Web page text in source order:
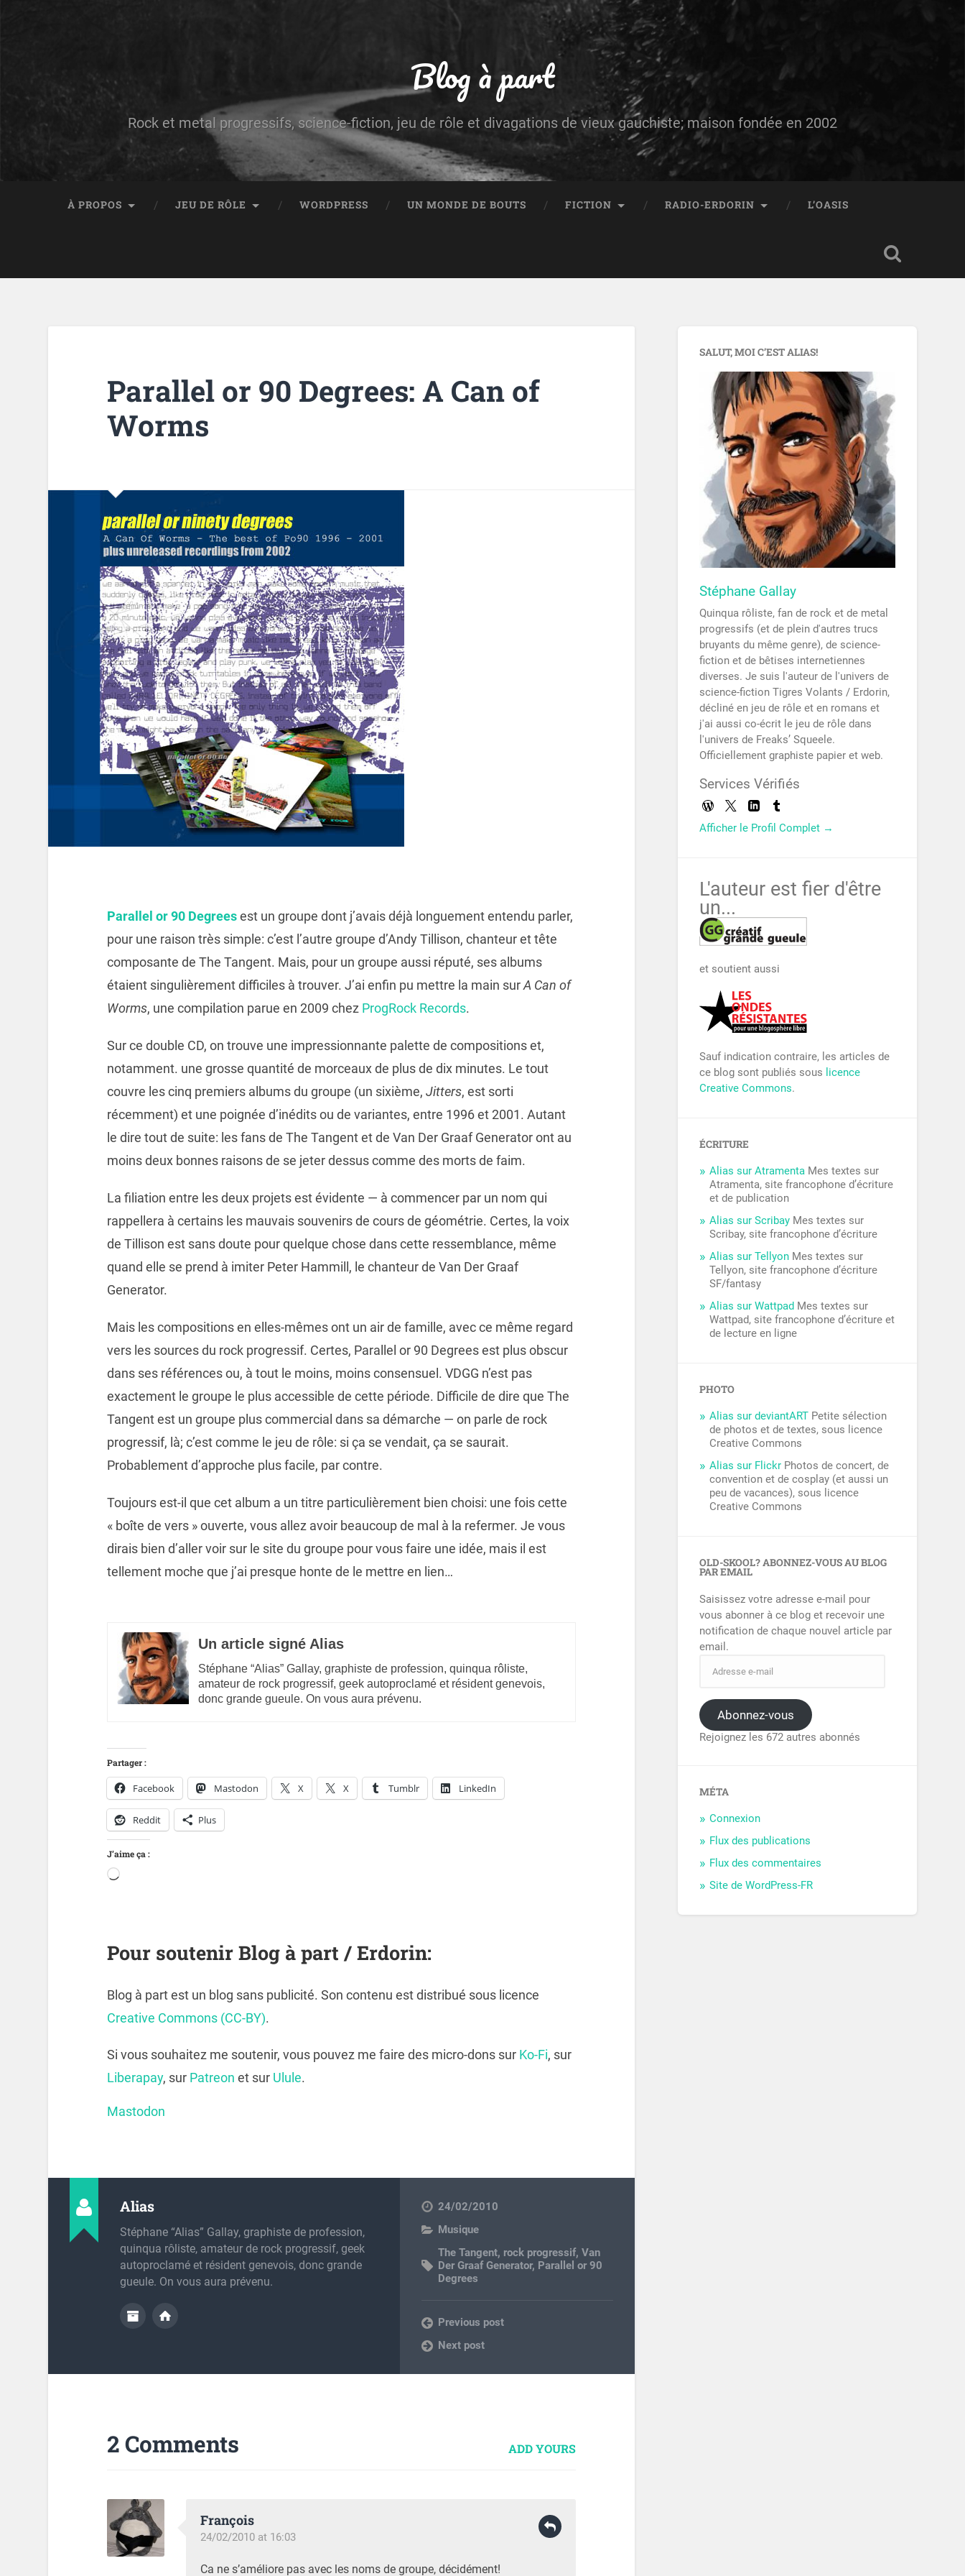
Blog à part
Rock et metal progressifs, science-fiction, jeu de rôle et divagations de vieux gauchiste; maison fondée en 2002
À PROPOS JEU DE RÔLE WORDPRESS UN MONDE DE BOUTS FICTION RADIO-ERDORIN L’OASIS
Parallel or 90 Degrees: A Can of
Worms
Parallel or 90 Degreesest un groupe dont j’avais déjà longuement entendu parler,
pour une raison très simple: c’est l’autre groupe d’Andy Tillison, chanteur et tête
composante de The Tangent. Mais, pour un groupe aussi réputé, ses albums
étaient singulièrement difficiles à trouver. J’ai enfin pu mettre la main surA Can of
Worms, une compilation parue en 2009 chez ProgRock Records.
Sur ce double CD, on trouve une impressionnante palette de compositions et,
notamment. une grosse quantité de morceaux de plus de dix minutes. Le tout
couvre les cinq premiers albums du groupe (un sixième, Jitters, est sorti
récemment) et une poignée d’inédits ou de variantes, entre 1996 et 2001. Autant
le dire tout de suite: les fans de The Tangent et de Van Der Graaf Generator ont au
moins deux bonnes raisons de se jeter dessus comme des morts de faim.
La filiation entre les deux projets est évidente — à commencer par un nom qui
rappellera à certains les mauvais souvenirs de cours de géométrie. Certes, la voix
de Tillison est sans doute pour quelque chose dans cette ressemblance, même
quand elle se prend à imiter Peter Hammill, le chanteur de Van Der Graaf
Generator.
Mais les compositions en elles-mêmes ont un air de famille, avec ce même regard
vers les sources du rock progressif. Certes, Parallel or 90 Degrees est plus obscur
dans ses références ou, à tout le moins, moins consensuel. VDGG n’est pas
exactement le groupe le plus accessible de cette période. Difficile de dire que The
Tangent est un groupe plus commercial dans sa démarche — on parle de rock
progressif, là; c’est comme le jeu de rôle: si ça se vendait, ça se saurait.
Probablement d’approche plus facile, par contre.
Toujours est-il que cet album a un titre particulièrement bien choisi: une fois cette
« boîte de vers » ouverte, vous allez avoir beaucoup de mal à la refermer. Je vous
dirais bien d’aller voir sur le site du groupe pour vous faire une idée, mais il est
tellement moche que j’ai presque honte de le mettre en lien…
Un article signé Alias
Stéphane “Alias” Gallay, graphiste de profession, quinqua rôliste,
amateur de rock progressif, geek autoproclamé et résident genevois,
donc grande gueule. On vous aura prévenu.
Partager :
Facebook Mastodon X X Tumblr LinkedIn
Reddit Plus
J’aime ça :
Pour soutenir Blog à part / Erdorin:
Blog à part est un blog sans publicité. Son contenu est distribué sous licence
Creative Commons (CC-BY).
Si vous souhaitez me soutenir, vous pouvez me faire des micro-dons sur Ko-Fi, sur
Liberapay, sur Patreon et sur Ulule.
Mastodon
Alias
Stéphane “Alias” Gallay, graphiste de profession,
quinqua rôliste, amateur de rock progressif, geek
autoproclamé et résident genevois, donc grande
gueule. On vous aura prévenu.
24/02/2010
Musique
The Tangent, rock progressif,Van
Der Graaf Generator, Parallel or 90
Degrees
Previous post
Next post
2 Comments ADD YOURS
François
24/02/2010 at 16:03
Ca ne s’améliore pas avec les noms de groupe, décidément!
SALUT, MOI C’EST ALIAS!
Stéphane Gallay
Quinqua rôliste, fan de rock et de metal
progressifs (et de plein d'autres trucs
bruyants du même genre), de science-
fiction et de bêtises internetiennes
diverses. Je suis l'auteur de l'univers de
science-fiction Tigres Volants / Erdorin,
décliné en jeu de rôle et en romans et
j'ai aussi co-écrit le jeu de rôle dans
l'univers de Freaks’ Squeele.
Officiellement graphiste papier et web.
Services Vérifiés
Afficher le Profil Complet →
L'auteur est fier d'être
un...
et soutient aussi
Sauf indication contraire, les articles de
ce blog sont publiés sous licence
Creative Commons.
ÉCRITURE
Alias sur Atramenta Mes textes sur
Atramenta, site francophone d’écriture
et de publication
Alias sur Scribay Mes textes sur
Scribay, site francophone d’écriture
Alias sur Tellyon Mes textes sur
Tellyon, site francophone d’écriture
SF/fantasy
Alias sur Wattpad Mes textes sur
Wattpad, site francophone d’écriture et
de lecture en ligne
PHOTO
Alias sur deviantART Petite sélection
de photos et de textes, sous licence
Creative Commons
Alias sur Flickr Photos de concert, de
convention et de cosplay (et aussi un
peu de vacances), sous licence
Creative Commons
OLD-SKOOL? ABONNEZ-VOUS AU BLOG
PAR EMAIL
Saisissez votre adresse e-mail pour
vous abonner à ce blog et recevoir une
notification de chaque nouvel article par
email.
Abonnez-vous
Rejoignez les 672 autres abonnés
MÉTA
Connexion
Flux des publications
Flux des commentaires
Site de WordPress-FR